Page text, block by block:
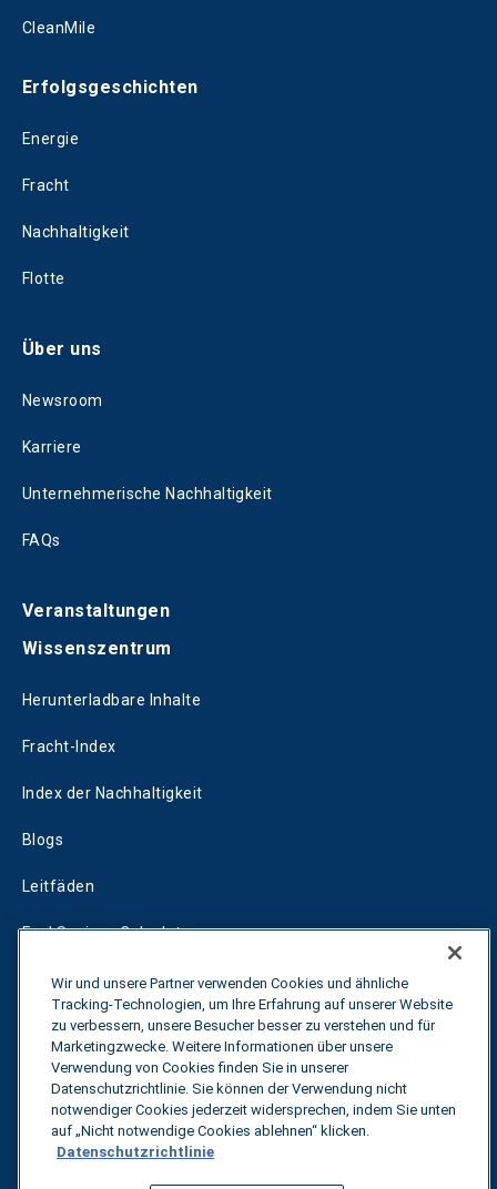
CleanMile
Erfolgsgeschichten
Energie
Fracht
Nachhaltigkeit
Flotte
Über uns
Newsroom
Karriere
Unternehmerische Nachhaltigkeit
FAQs
Veranstaltungen
Wissenszentrum
Herunterladbare Inhalte
Fracht-Index
Index der Nachhaltigkeit
Blogs
Leitfäden
Fuel Savings Calculator
Rechner für die Transportoptimierung
Tarif-Tracker
Kontakt
Wir und unsere Partner verwenden Cookies und ähnliche
Tracking-Technologien, um Ihre Erfahrung auf unserer Website
zu verbessern, unsere Besucher besser zu verstehen und für
Marketingzwecke. Weitere Informationen über unsere
Verwendung von Cookies finden Sie in unserer
Datenschutzrichtlinie. Sie können der Verwendung nicht
notwendiger Cookies jederzeit widersprechen, indem Sie unten
auf „Nicht notwendige Cookies ablehnen“ klicken.
Datenschutzrichtlinie